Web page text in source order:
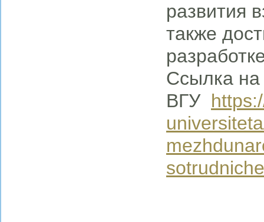
развития
также
Ссылка на
ВГУ